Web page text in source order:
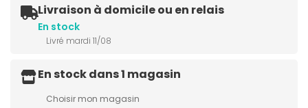
Livraison à domicile ou en relais
En stock
Livré mardi 11/08
En stock dans 1 magasin
Choisir mon magasin